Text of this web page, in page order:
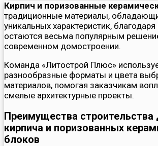
Кирпич и поризованные
традиционные материалы,
уникальных характеристик,
остаются весьма популярным
современном домостроении.
Команда «Литострой Плюс»
разнообразные форматы и цвета
материалов, помогая заказчикам
смелые архитектурные проекты.
Преимущества строительства
кирпича и поризованных
блоков